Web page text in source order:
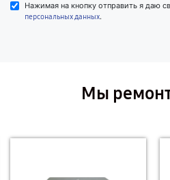
Нажимая на кнопку отправить я даю
персональных данных.
Мы